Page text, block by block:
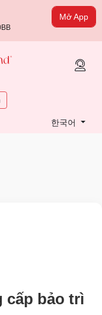
Mở App
한국어
cấp bảo trì